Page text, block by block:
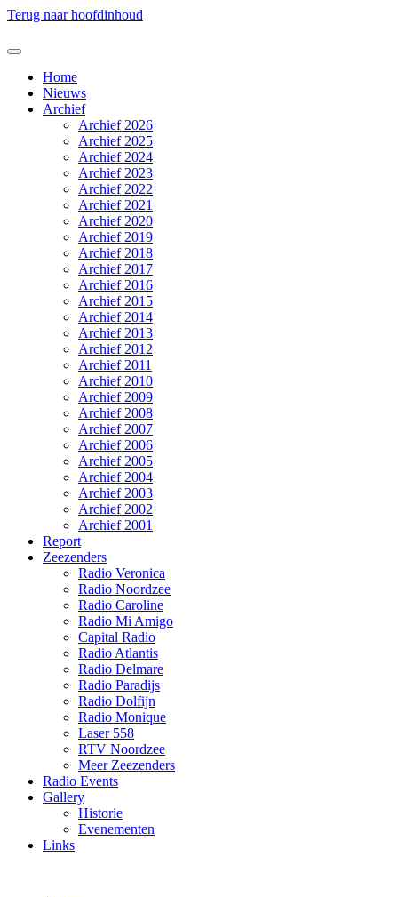
Terug naar hoofdinhoud
Home
Nieuws
Archief
Archief 2026
Archief 2025
Archief 2024
Archief 2023
Archief 2022
Archief 2021
Archief 2020
Archief 2019
Archief 2018
Archief 2017
Archief 2016
Archief 2015
Archief 2014
Archief 2013
Archief 2012
Archief 2011
Archief 2010
Archief 2009
Archief 2008
Archief 2007
Archief 2006
Archief 2005
Archief 2004
Archief 2003
Archief 2002
Archief 2001
Report
Zeezenders
Radio Veronica
Radio Noordzee
Radio Caroline
Radio Mi Amigo
Capital Radio
Radio Atlantis
Radio Delmare
Radio Paradijs
Radio Dolfijn
Radio Monique
Laser 558
RTV Noordzee
Meer Zeezenders
Radio Events
Gallery
Historie
Evenementen
Links